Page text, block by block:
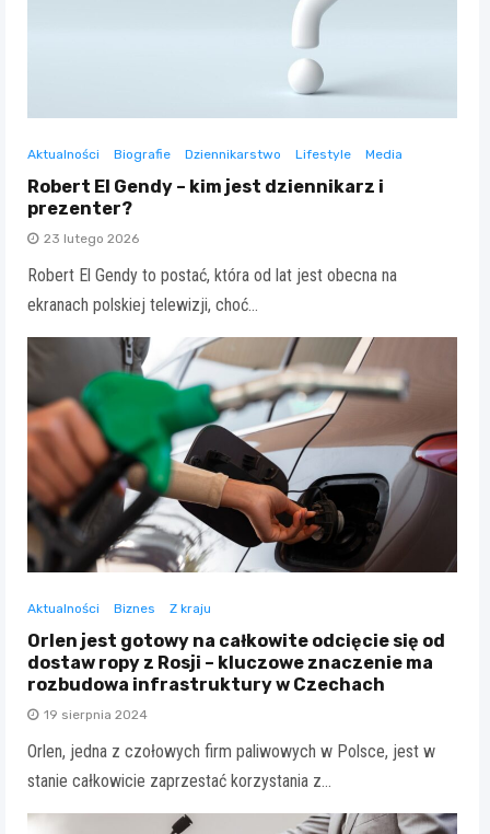
Aktualności Biografie Dziennikarstwo Lifestyle Media
Robert El Gendy – kim jest dziennikarz i
prezenter?
23 lutego 2026
Robert El Gendy to postać, która od lat jest obecna na
ekranach polskiej telewizji, choć…
Aktualności Biznes Z kraju
Orlen jest gotowy na całkowite odcięcie się od
dostaw ropy z Rosji – kluczowe znaczenie ma
rozbudowa infrastruktury w Czechach
19 sierpnia 2024
Orlen, jedna z czołowych firm paliwowych w Polsce, jest w
stanie całkowicie zaprzestać korzystania z…